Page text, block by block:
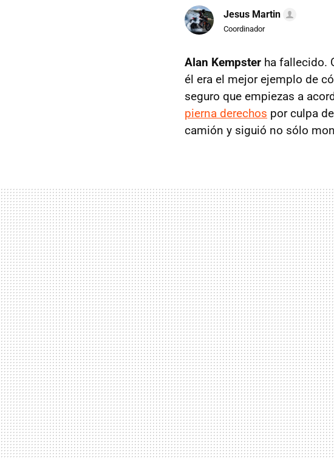
Jesus Martin
Coordinador
Alan Kempster ha fallecido.
él era el mejor ejemplo de
seguro que empiezas a
pierna derechos por culpa
camión y siguió no sólo